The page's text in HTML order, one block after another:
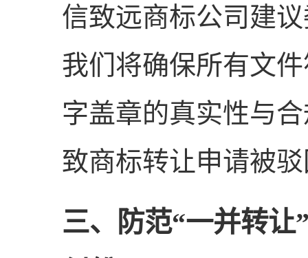
信致远商标公司建
我们将确保所有文
字盖章的真实性与
致商标转让申请被
三、防范“一并转让